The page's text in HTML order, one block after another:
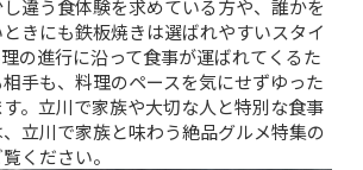
違う食体験を求めている方や、誰かを
きにも鉄板焼きは選ばれやすいスタイ
の進行に沿って食事が運ばれてくるた
手も、料理のペースを気にせずゆった
。立川で家族や大切な人と特別な食事
立川で家族と味わう絶品グルメ特集の
ください。